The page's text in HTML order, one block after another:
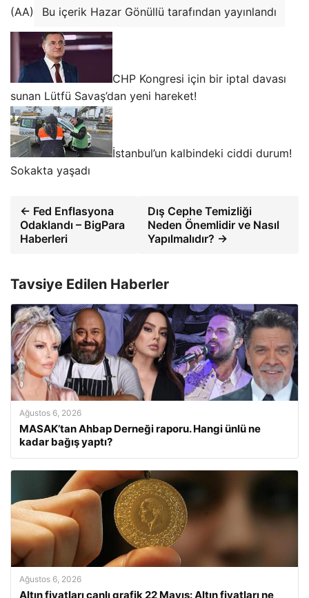
(AA) Bu içerik Hazar Gönüllü tarafından yayınlandı
CHP Kongresi için bir iptal davası
sunan Lütfü Savaş’dan yeni hareket!
İstanbul’un kalbindeki ciddi durum!
Sokakta yaşadı
← Fed Enflasyona
Odaklandı – BigPara
Haberleri
Dış Cephe Temizliği
Neden Önemlidir ve Nasıl
Yapılmalıdır? →
Tavsiye Edilen Haberler
Ağustos 6, 2026
MASAK’tan Ahbap Derneği raporu. Hangi ünlü ne
kadar bağış yaptı?
Ağustos 6, 2026
Altın fiyatları canlı grafik 22 Mayıs: Altın fiyatları ne